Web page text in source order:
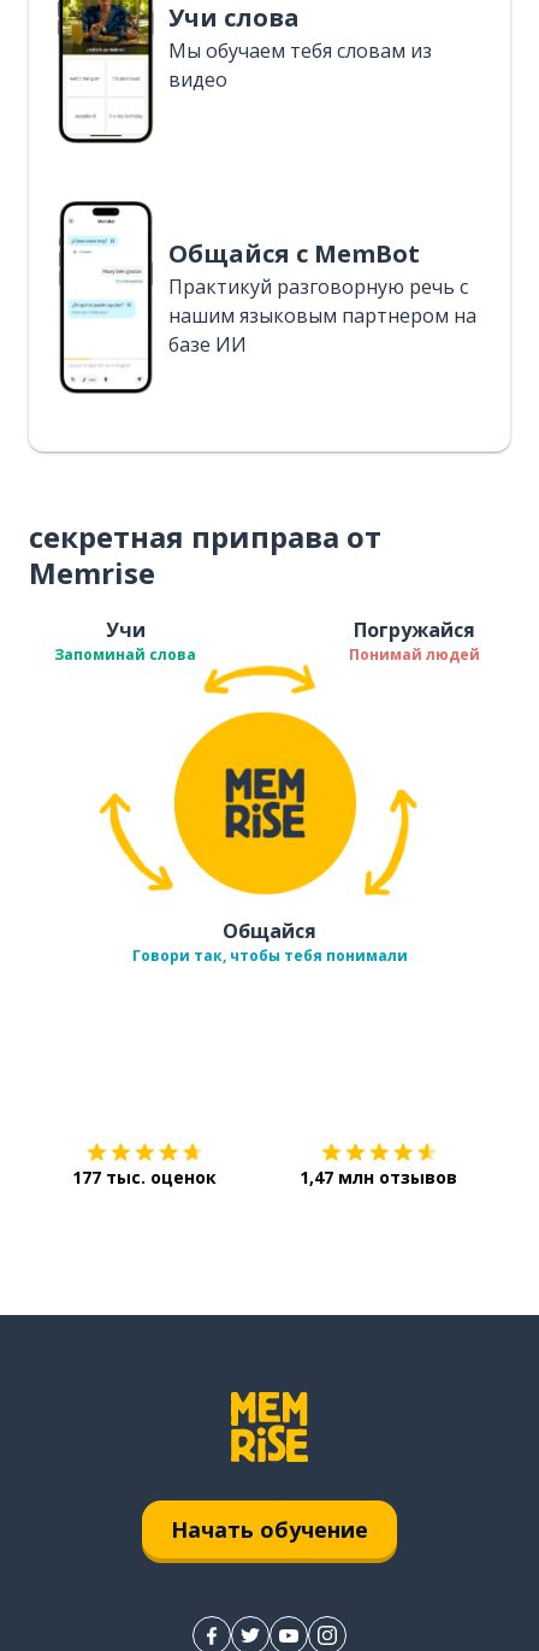
Учи слова
Мы обучаем тебя словам из
видео
Общайся с MemBot
Практикуй разговорную речь с
нашим языковым партнером на
базе ИИ
секретная приправа от
Memrise
Учи
Запоминай слова
Погружайся
Понимай людей
Общайся
Говори так, чтобы тебя понимали
177 тыс. оценок 1,47 млн отзывов
Начать обучение